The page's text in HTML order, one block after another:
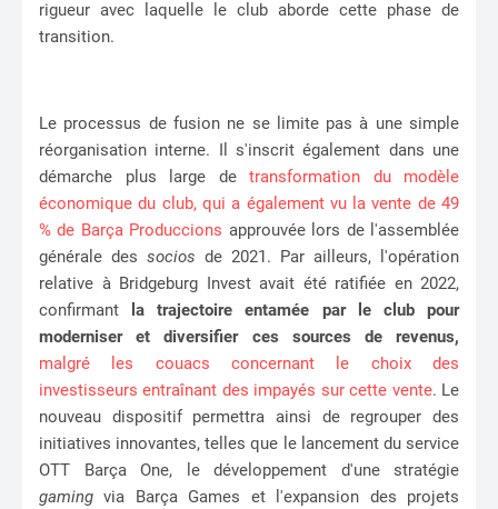
rigueur avec laquelle le club aborde cette phase de
transition.
Le processus de fusion ne se limite pas à une simple
réorganisation interne. Il s'inscrit également dans une
démarche plus large de transformation du modèle
économique du club, qui a également vu la vente de 49
% de Barça Produccions approuvée lors de l'assemblée
générale des socios de 2021. Par ailleurs, l'opération
relative à Bridgeburg Invest avait été ratifiée en 2022,
confirmant
la trajectoire entamée par le club pour
moderniser et diversifier ces sources de revenus,
malgré les couacs concernant le choix des
investisseurs entraînant des impayés sur cette vente. Le
nouveau dispositif permettra ainsi de regrouper des
initiatives innovantes, telles que le lancement du service
OTT Barça One, le développement d'une stratégie
gaming via Barça Games et l'expansion des projets